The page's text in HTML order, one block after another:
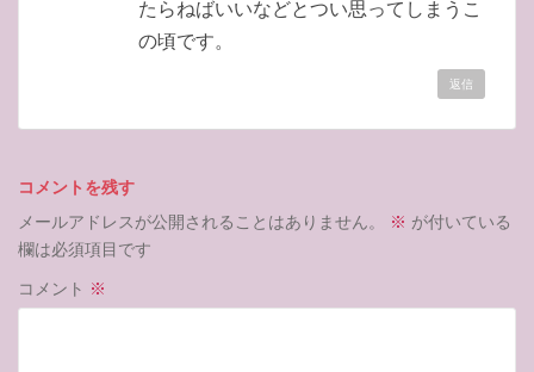
たらねばいいなどとつい思ってしまうこ
の頃です。
返信
コメントを残す
メールアドレスが公開されることはありません。
※ が付いている
欄は必須項目です
コメント ※